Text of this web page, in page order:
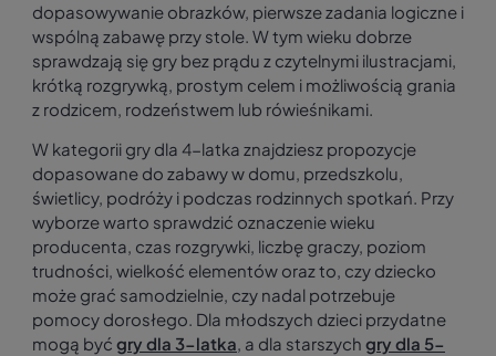
dopasowywanie obrazków, pierwsze zadania logiczne i
wspólną zabawę przy stole. W tym wieku dobrze
sprawdzają się gry bez prądu z czytelnymi ilustracjami,
krótką rozgrywką, prostym celem i możliwością grania
z rodzicem, rodzeństwem lub rówieśnikami.
W kategorii gry dla 4-latka znajdziesz propozycje
dopasowane do zabawy w domu, przedszkolu,
świetlicy, podróży i podczas rodzinnych spotkań. Przy
wyborze warto sprawdzić oznaczenie wieku
producenta, czas rozgrywki, liczbę graczy, poziom
trudności, wielkość elementów oraz to, czy dziecko
może grać samodzielnie, czy nadal potrzebuje
pomocy dorosłego. Dla młodszych dzieci przydatne
mogą być gry dla 3-latka, a dla starszych gry dla 5-